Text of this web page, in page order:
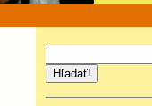
Hľadať!